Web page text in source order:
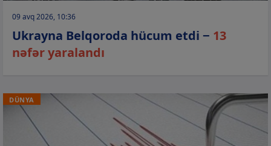
09 avq 2026, 10:36
Ukrayna Belqoroda hücum etdi − 13
nəfər yaralandı
DÜNYA